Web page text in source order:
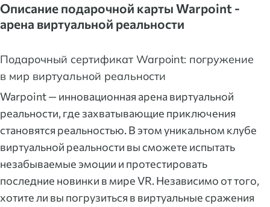
Описание подарочной карты Warpoint -
арена виртуальной реальности
Подарочный сертификат Warpoint: погружение
в мир виртуальной реальности
Warpoint — инновационная арена виртуальной
реальности, где захватывающие приключения
становятся реальностью. В этом уникальном клубе
виртуальной реальности вы сможете испытать
незабываемые эмоции и протестировать
последние новинки в мире VR. Независимо от того,
хотите ли вы погрузиться в виртуальные сражения